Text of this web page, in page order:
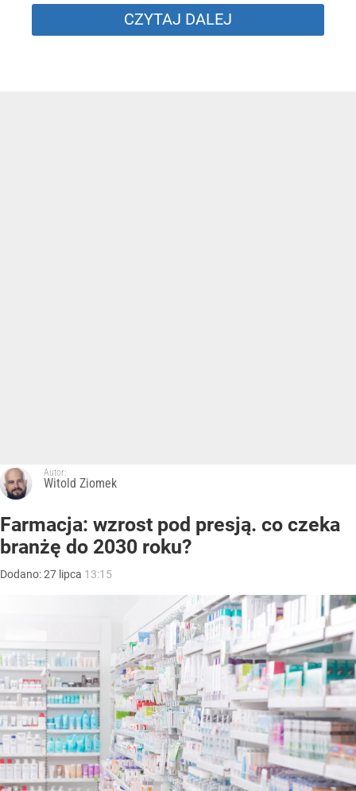
CZYTAJ DALEJ
Autor:
Witold Ziomek
Farmacja: wzrost pod presją. co czeka
branżę do 2030 roku?
Dodano:27 lipca 13:15